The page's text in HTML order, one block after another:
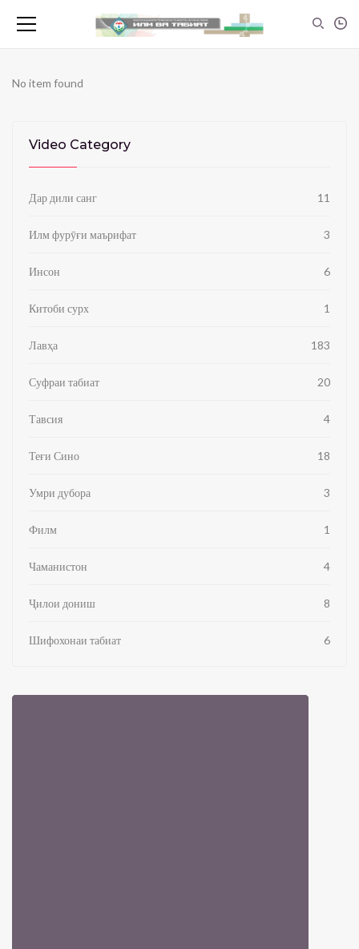
No item found
Video Category
Дар дили санг 11
Илм фурӯғи маърифат 3
Инсон 6
Китоби сурх 1
Лавҳа 183
Суфраи табиат 20
Тавсия 4
Теғи Сино 18
Умри дубора 3
Филм 1
Чаманистон 4
Ҷилои дониш 8
Шифохонаи табиат 6